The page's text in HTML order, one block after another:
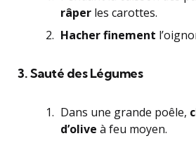
râper les carottes.
Hacher finement
3. Sauté des Légumes
Dans une grande poêle,
d’olive à feu moyen.